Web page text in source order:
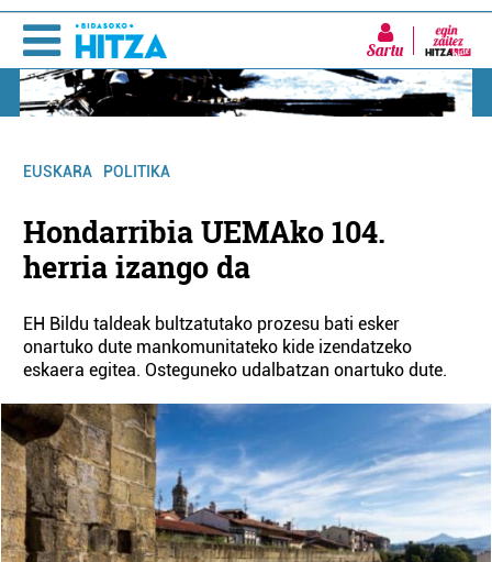
Sartu
EUSKARA POLITIKA
Hondarribia UEMAko 104.
herria izango da
EH Bildu taldeak bultzatutako prozesu bati esker
onartuko dute mankomunitateko kide izendatzeko
eskaera egitea. Osteguneko udalbatzan onartuko dute.